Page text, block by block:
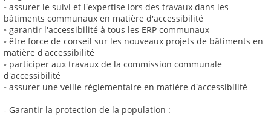
◦ assurer le suivi et l'expertise lors des travaux dans les
bâtiments communaux en matière d'accessibilité
◦ garantir l'accessibilité à tous les ERP communaux
◦ être force de conseil sur les nouveaux projets de bâtiments en
matière d'accessibilité
◦ participer aux travaux de la commission communale
d'accessibilité
◦ assurer une veille réglementaire en matière d'accessibilité
- Garantir la protection de la population :